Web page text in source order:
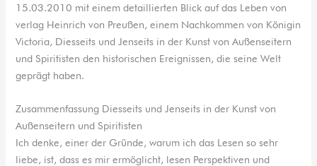
15.03.2010 mit einem detaillierten Blick auf das Leben von
verlag Heinrich von Preußen, einem Nachkommen von Königin
Victoria, Diesseits und Jenseits in der Kunst von Außenseitern
und Spiritisten den historischen Ereignissen, die seine Welt
geprägt haben.
Zusammenfassung Diesseits und Jenseits in der Kunst von
Außenseitern und Spiritisten
Ich denke, einer der Gründe, warum ich das Lesen so sehr
liebe, ist, dass es mir ermöglicht, lesen Perspektiven und